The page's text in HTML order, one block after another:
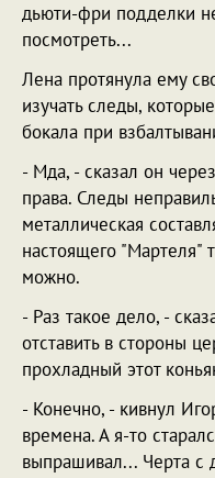
дьюти-фри подделки
посмотреть...
Лена протянула ему
изучать следы,
бокала при
- Мда, - сказал он
права. Следы
металлическая
настоящего "Мартеля"
можно.
- Раз такое дело, -
отставить в стороны
прохладный этот
- Конечно, - кивнул
времена. А я-то
выпрашивал... Черта с